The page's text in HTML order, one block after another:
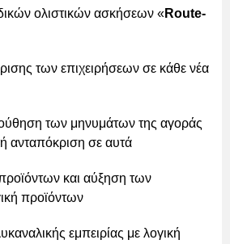
ολιστικών ασκήσεων «Route-
των επιχειρήσεων σε κάθε νέα
των μηνυμάτων της αγοράς
ανταπόκριση σε αυτά
και αύξηση των
προϊόντων
εμπειρίας με λογική